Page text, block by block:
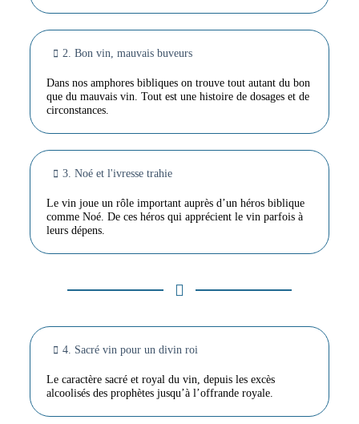
2. Bon vin, mauvais buveurs
Dans nos amphores bibliques on trouve tout autant du bon
que du mauvais vin. Tout est une histoire de dosages et de
circonstances.
3. Noé et l'ivresse trahie
Le vin joue un rôle important auprès d’un héros biblique
comme Noé. De ces héros qui apprécient le vin parfois à
leurs dépens.
4. Sacré vin pour un divin roi
Le caractère sacré et royal du vin, depuis les excès
alcoolisés des prophètes jusqu’à l’offrande royale.